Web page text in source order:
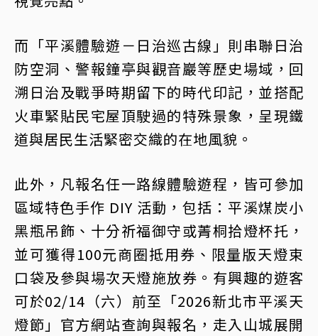
而「平溪體驗遊－日治巡古線」則串聯日治
防空洞、警報鐘亭與觀音巖等歷史場域，回
溯日治及戰爭時期留下的時代印記，並搭配
火車緊貼民宅屋頂駛過的特殊景象，呈現鐵
道與居民生活緊密交織的在地風貌。
此外，凡報名任一路線體驗遊程，皆可參加
區域特色手作 DIY 活動，包括：平溪煤炭小
黑瓶吊飾、十分祈福御守或菁桐拾燈杯托，
並可獲得100元商圈抵用券、限量版天燈束
口袋及參與場次天燈施放券。有興趣的遊客
可於02/14（六）前至「2026新北市平溪天
燈節」官方網站查詢與報名，走入山城展開